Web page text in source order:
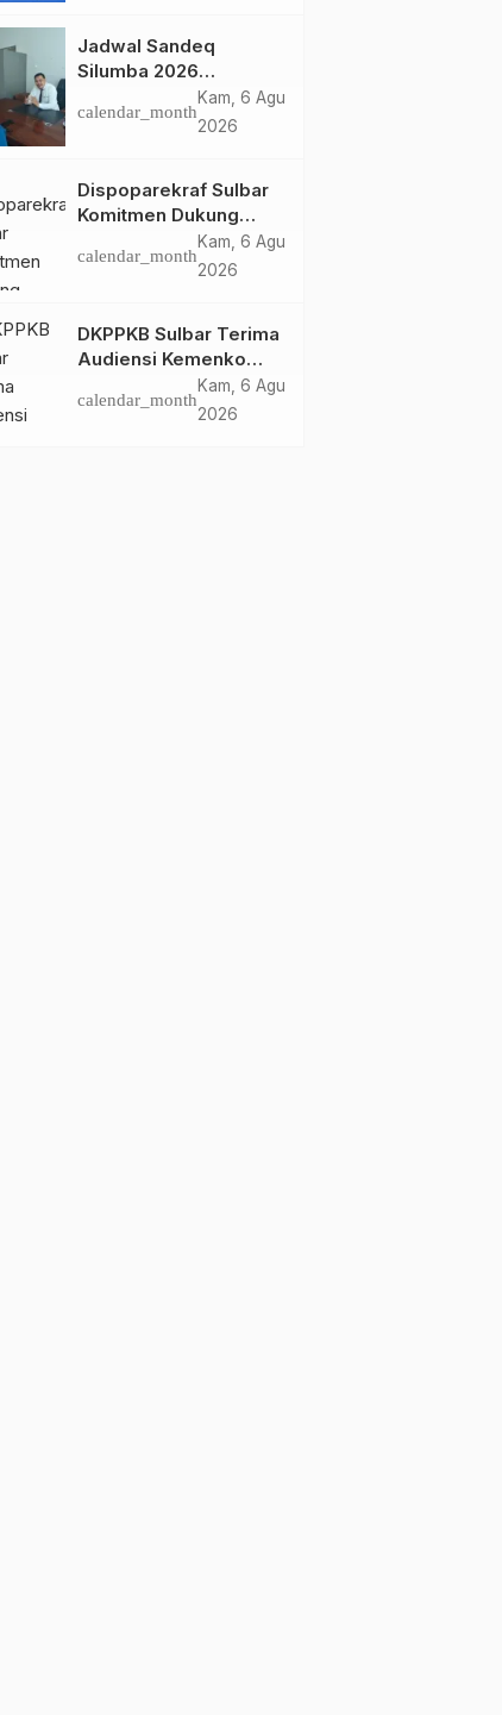
Jadwal Sandeq
Silumba 2026
Dispoparekraf Sulbar
calendar_month
Kam, 6 Agu
2026
Dispoparekraf Sulbar
Komitmen Dukung
Penyusunan RAD
TPB/SDGs Sulawesi
calendar_month
Kam, 6 Agu
2026
DKPPKB Sulbar Terima
Audiensi Kemenko
Kumham Imipas RI,
Perkuat Pelayanan
calendar_month
Kam, 6 Agu
2026